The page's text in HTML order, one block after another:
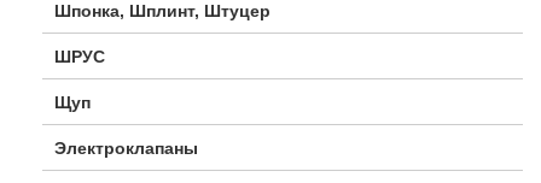
Шпонка, Шплинт, Штуцер
ШРУС
Щуп
Электроклапаны